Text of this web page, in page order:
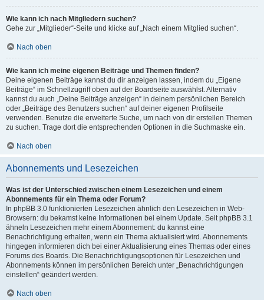
Wie kann ich nach Mitgliedern suchen?
Gehe zur „Mitglieder“-Seite und klicke auf „Nach einem Mitglied suchen“.
Nach oben
Wie kann ich meine eigenen Beiträge und Themen finden?
Deine eigenen Beiträge kannst du dir anzeigen lassen, indem du „Eigene
Beiträge“ im Schnellzugriff oben auf der Boardseite auswählst. Alternativ
kannst du auch „Deine Beiträge anzeigen“ in deinem persönlichen Bereich
oder „Beiträge des Benutzers suchen“ auf deiner eigenen Profilseite
verwenden. Benutze die erweiterte Suche, um nach von dir erstellen Themen
zu suchen. Trage dort die entsprechenden Optionen in die Suchmaske ein.
Nach oben
Abonnements und Lesezeichen
Was ist der Unterschied zwischen einem Lesezeichen und einem
Abonnements für ein Thema oder Forum?
In phpBB 3.0 funktionierten Lesezeichen ähnlich den Lesezeichen in Web-
Browsern: du bekamst keine Informationen bei einem Update. Seit phpBB 3.1
ähneln Lesezeichen mehr einem Abonnement: du kannst eine
Benachrichtigung erhalten, wenn ein Thema aktualisiert wird. Abonnements
hingegen informieren dich bei einer Aktualisierung eines Themas oder eines
Forums des Boards. Die Benachrichtigungsoptionen für Lesezeichen und
Abonnements können im persönlichen Bereich unter „Benachrichtigungen
einstellen“ geändert werden.
Nach oben